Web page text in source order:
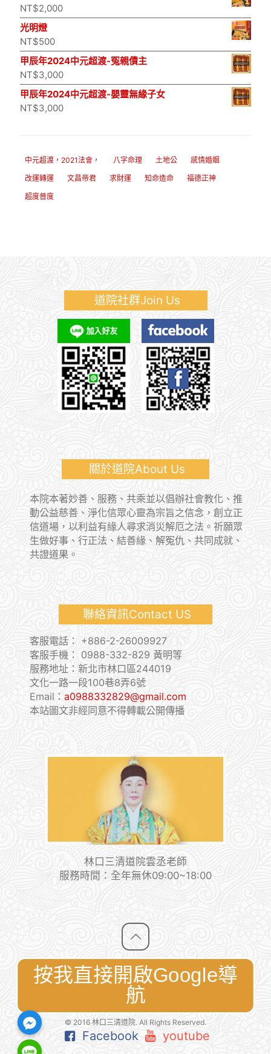
NT$2,000
光明燈
NT$500
甲辰年2024中元超渡-冤親債主
NT$3,000
甲辰年2024中元超渡-嬰靈無緣子女
NT$3,000
中元超渡，2021法會， 八字命理 土地公
感情婚姻
改運轉運
文昌帝君 求財運 知命造命
福德正神
超度普度
道院社群Join Us
關於道院About Us
本院本著妙善、服務、共乘並以倡辦社會教化、推
動公益慈善、淨化信眾心靈為宗旨之信念，創立正
信道場，以利益有緣人尋求消災解厄之法。祈願眾
生做好事、行正法、結善緣、解冤仇、共同成就、
共證道果。
聯絡資訊Contact US
客服電話： +886-2-26009927
客服手機： 0988-332-829 黃明等
服務地址：新北市林口區244019
文化一路一段100巷8弄6號
Email： a0988332829@gmail.com
本站圖文非經同意不得轉載公開傳播
林口三清道院雲丞老師
服務時間：全年無休09:00~18:00
按我直接開啟Google導
航
© 2016 林口三清道院. All Rights Reserved.
Facebook youtube